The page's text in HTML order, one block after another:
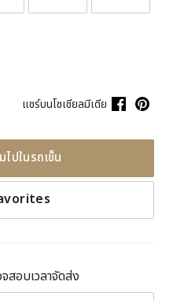
แชร์บนโซเชียลมีเดีย
ไปในรถเข็น
อบเวลาจัดส่ง